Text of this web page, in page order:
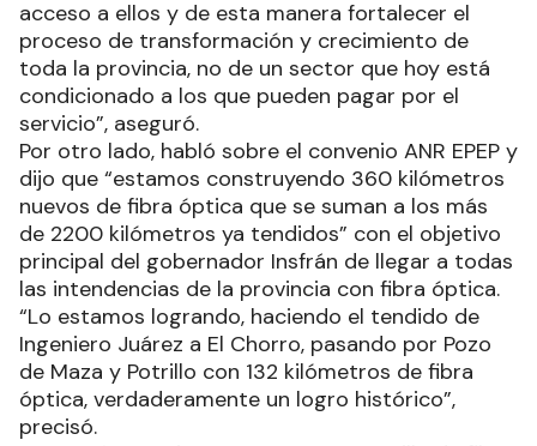
acceso a ellos y de esta manera fortalecer el
proceso de transformación y crecimiento de
toda la provincia, no de un sector que hoy está
condicionado a los que pueden pagar por el
servicio”, aseguró.
Por otro lado, habló sobre el convenio ANR EPEP y
dijo que “estamos construyendo 360 kilómetros
nuevos de fibra óptica que se suman a los más
de 2200 kilómetros ya tendidos” con el objetivo
principal del gobernador Insfrán de llegar a todas
las intendencias de la provincia con fibra óptica.
“Lo estamos logrando, haciendo el tendido de
Ingeniero Juárez a El Chorro, pasando por Pozo
de Maza y Potrillo con 132 kilómetros de fibra
óptica, verdaderamente un logro histórico”,
precisó.